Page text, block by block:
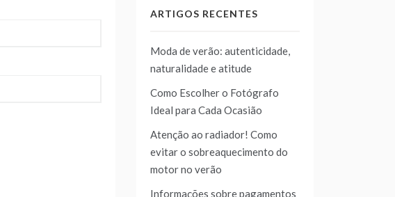
ARTIGOS RECENTES
Moda de verão: autenticidade,
naturalidade e atitude
Como Escolher o Fotógrafo
Ideal para Cada Ocasião
Atenção ao radiador! Como
evitar o sobreaquecimento do
motor no verão
Informações sobre pagamentos